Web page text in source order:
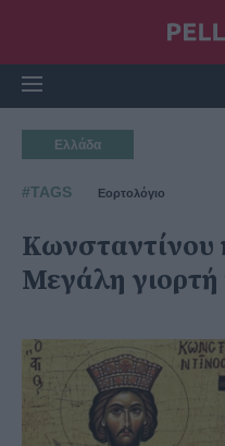
Ελλάδα
#TAGS Εορτολόγιο
Κωνσταντίνου
Μεγάλη γιορτή